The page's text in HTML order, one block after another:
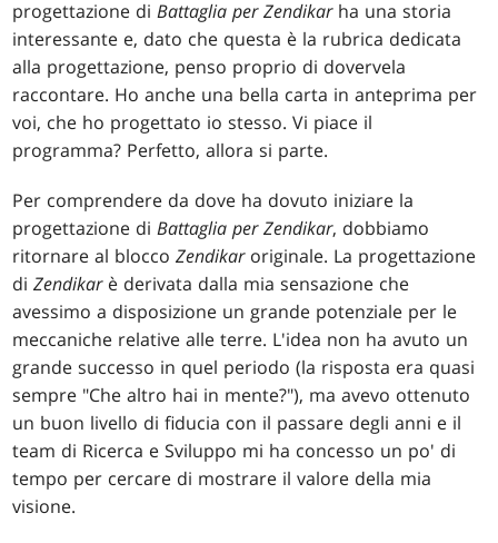
progettazione diBattaglia per Zendikarha una storia
interessante e, dato che questa è la rubrica dedicata
alla progettazione, penso proprio di dovervela
raccontare. Ho anche una bella carta in anteprima per
voi, che ho progettato io stesso. Vi piace il
programma? Perfetto, allora si parte.
Per comprendere da dove ha dovuto iniziare la
progettazione diBattaglia per Zendikar, dobbiamo
ritornare al bloccoZendikaroriginale. La progettazione
diZendikarè derivata dalla mia sensazione che
avessimo a disposizione un grande potenziale per le
meccaniche relative alle terre. L'idea non ha avuto un
grande successo in quel periodo (la risposta era quasi
sempre "Che altro hai in mente?"), ma avevo ottenuto
un buon livello di fiducia con il passare degli anni e il
team di Ricerca e Sviluppo mi ha concesso un po' di
tempo per cercare di mostrare il valore della mia
visione.